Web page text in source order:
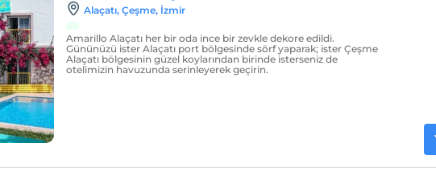
Alaçatı, Çeşme, İzmir
Amarillo Alaçatı her bir oda ince bir zevkle dekore edildi.
Gününüzü ister Alaçatı port bölgesinde sörf yaparak; ister Çeşme
Alaçatı bölgesinin güzel koylarından birinde isterseniz de
otelimizin havuzunda serinleyerek geçirin.